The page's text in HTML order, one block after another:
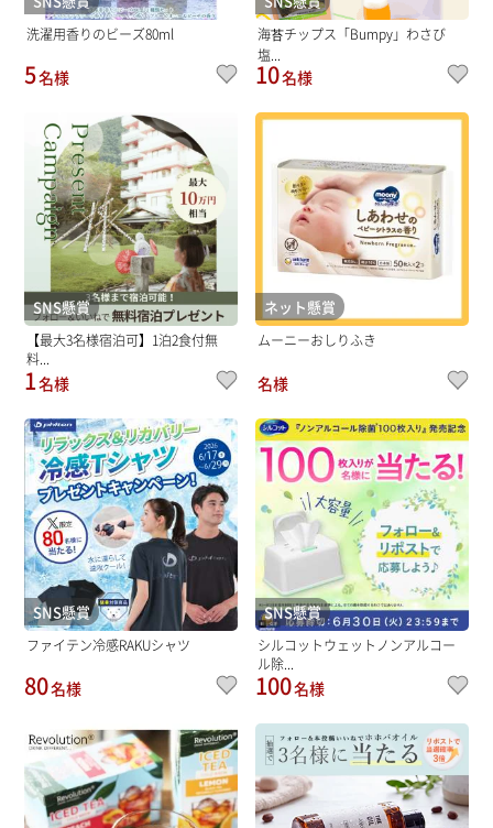
洗濯用香りのビーズ80ml
5名様
海苔チップス「Bumpy」わさび
塩...
10名様
SNS懸賞
【最大3名様宿泊可】1泊2食付無
料...
1名様
ネット懸賞
ムーニーおしりふき
名様
SNS懸賞
ファイテン冷感RAKUシャツ
80名様
SNS懸賞
シルコットウェットノンアルコー
ル除...
100名様